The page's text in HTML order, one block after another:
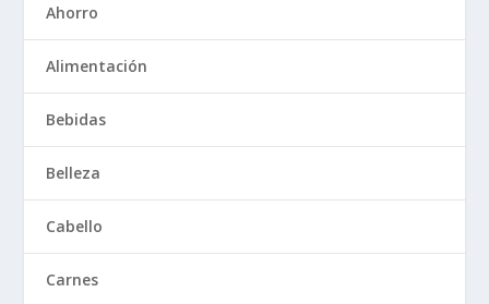
Ahorro
Alimentación
Bebidas
Belleza
Cabello
Carnes